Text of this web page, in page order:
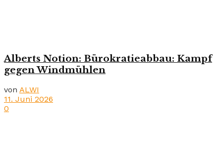
Alberts Notion: Bürokratieabbau: Kampf
gegen Windmühlen
von ALWI
11. Juni 2026
0